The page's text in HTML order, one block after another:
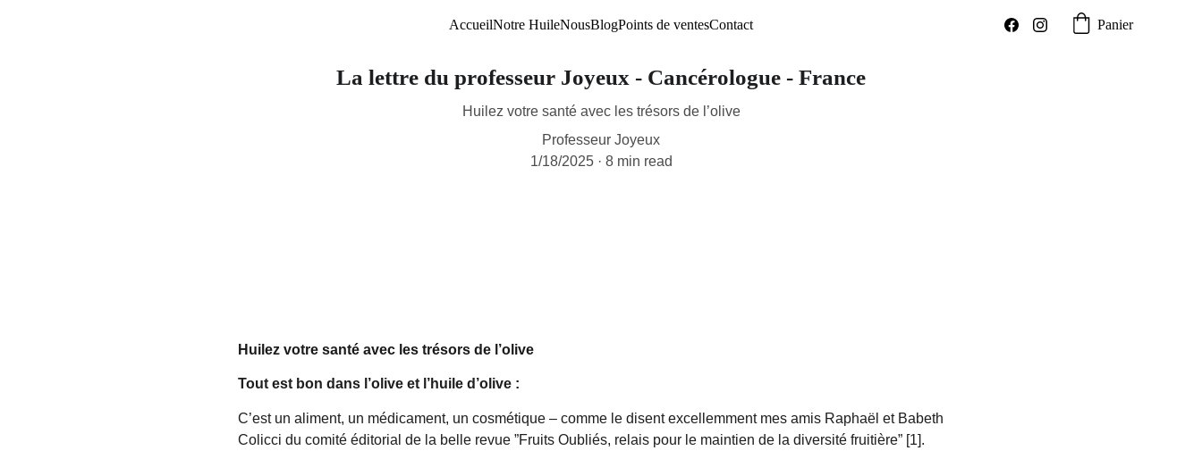
AccueilNotre HuileNousBlogPoints de ventesContact Panier
La lettre du professeur Joyeux - Cancérologue - France
Huilez votre santé avec les trésors de l’olive
Professeur Joyeux
1/18/2025
8 min read
Huilez votre santé avec les trésors de l’olive
Tout est bon dans l’olive et l’huile d’olive :
C’est un aliment, un médicament, un cosmétique – comme le disent excellemment mes amis Raphaël et Babeth
Colicci du comité éditorial de la belle revue ”Fruits Oubliés, relais pour le maintien de la diversité fruitière” [1].